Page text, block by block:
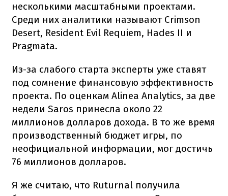
несколькими масштабными проектами.
Среди них аналитики называют Crimson
Desert, Resident Evil Requiem, Hades II и
Pragmata.
Из-за слабого старта эксперты уже ставят
под сомнение финансовую эффективность
проекта. По оценкам Alinea Analytics, за две
недели Saros принесла около 22
миллионов долларов дохода. В то же время
производственный бюджет игры, по
неофициальной информации, мог достичь
76 миллионов долларов.
Я же считаю, что Ruturnal получила